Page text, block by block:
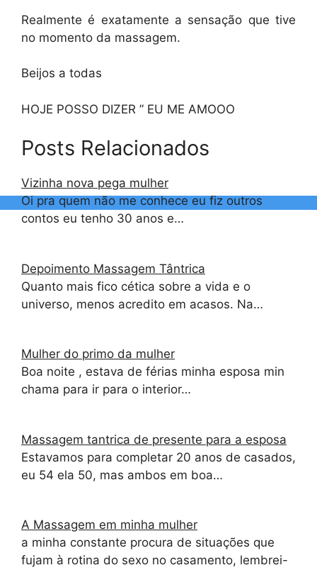
Realmente é exatamente a sensação que tive
no momento da massagem.
Beijos a todas
HOJE POSSO DIZER ” EU ME AMOOO
Posts Relacionados
Vizinha nova pega mulher
Oi pra quem não me conhece eu fiz outros
contos eu tenho 30 anos e…
Depoimento Massagem Tântrica
Quanto mais fico cética sobre a vida e o
universo, menos acredito em acasos. Na…
Mulher do primo da mulher
Boa noite , estava de férias minha esposa min
chama para ir para o interior…
Massagem tantrica de presente para a esposa
Estavamos para completar 20 anos de casados,
eu 54 ela 50, mas ambos em boa…
A Massagem em minha mulher
a minha constante procura de situações que
fujam à rotina do sexo no casamento, lembrei-